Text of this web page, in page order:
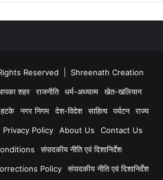
Reserved | Shreenath Creation
शहर राजनीति धर्म-अध्यात्म
खेत-खलियान
नगर निगम देश-विदेश साहित्य पर्यटन
राज्य
Privacy Policy About Us
Contact Us
संपादकीय नीति एवं दिशानिर्देश
Policy संपादकीय नीति एवं दिशानिर्देश